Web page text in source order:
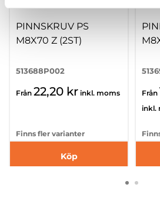
PINNSKRUV PS
M8X70 Z (2ST)
513688P002
Från 22,20 kr inkl. moms
Finns fler varianter
Köp
Från
inkl.